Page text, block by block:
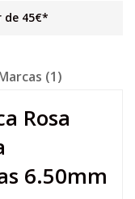
45€*
(1)
Rosa
6.50mm